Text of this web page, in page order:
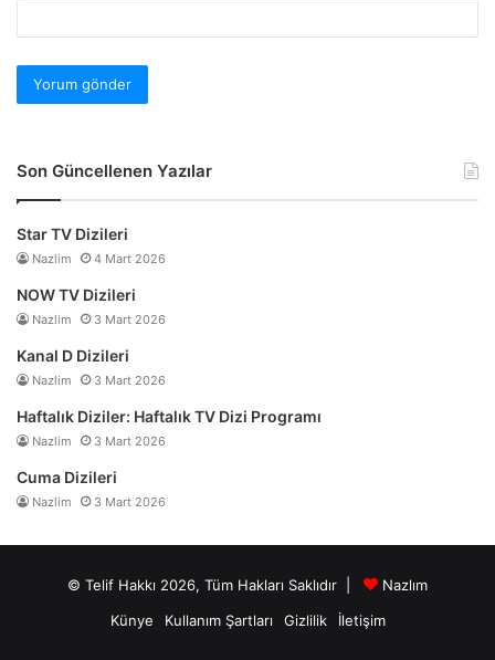
Son Güncellenen Yazılar
Star TV Dizileri
Nazlim 4 Mart 2026
NOW TV Dizileri
Nazlim 3 Mart 2026
Kanal D Dizileri
Nazlim 3 Mart 2026
Haftalık Diziler: Haftalık TV Dizi Programı
Nazlim 3 Mart 2026
Cuma Dizileri
Nazlim 3 Mart 2026
© Telif Hakkı 2026, Tüm Hakları Saklıdır |
Nazlım
Künye
Kullanım Şartları Gizlilik İletişim